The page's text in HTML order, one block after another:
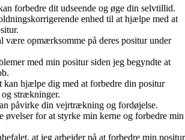
forbedre dit udseende og øge din selvtillid.
enhed til at hjælpe med at
være opmærksomme på deres positur under
med min positur siden jeg begyndte at
kan hjælpe dig med at forbedre din positur
og strækninger.
påvirke din vejrtrækning og fordøjelse.
øvelser for at styrke min kerne og forbedre min
at jeg arbejder på at forbedre min positur